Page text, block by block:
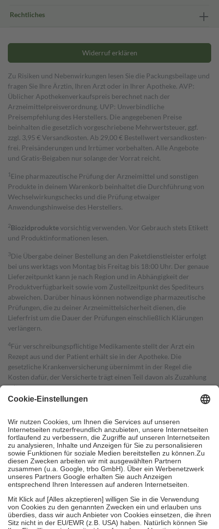
Rechtliches
Widerruf erklären
Zu Risiken und Nebenwirkungen lesen Sie die Packungsbeilage und
fragen Sie Ihre Ärztin, Ihren Arzt oder in Ihrer Apotheke. AVP:
Üblicher Apothekenverkaufspreis berechnet nach der
Arzneimittelpreisverordnung. UVP: Unverbindliche
Preisempfehlung des Herstellers. Die angegebenen Preise
beinhalten die gesetzlich vorgeschriebene Mehrwertsteuer, ggf.
zzgl. 3,95 € Versandkosten. Ab 29,00 € Bestell­wert versand­kosten­
frei. Preisänderungen und Irrtümer vorbehalten. Alle Angebote
und Gratis-Beigaben nur solange der Vorrat reicht.
1 Eine pharmazeutische Prüfung der Arzneimittel und sonstigen
Produkte in deinem Warenkorb beinhaltet die Durchführung von
Wechselwirkungschecks und die Prüfung etwaiger
Anwendungshinweise des Herstellers.
2Biozidproduktevorsichtig verwenden. Vor Gebrauch stets Etikett
und Produktinformationen lesen.
3Die Übergabe deiner Bestellung an den Paketdienstleister erfolgt
bei uns werktags von Montag bis Freitag bis 18:00 Uhr. Der genaue
Lieferzeitpunkt kann je nach Region und in Abhängigkeit der
Produktverfügbarkeit sowie vom Zustellzeitpunkt des Spediteurs
abweichen. Darüber hinaus können notwendige pharmazeutische
Prüfungen, die zu deiner Arzneimittelsicherheit dienen, die
Lieferfrist um die Dauer der Prüfungen einschließlich Klärungen
verlängern.
4Für verschreibungspflichtige Medikamente stellt der Arzt ein
Rezept aus und der Patient erhält sie in der Apotheke. Die
gesetzliche Krankenversicherung übernimmt in der Regel die
Kosten dafür, der Versicherte trägt einen Teil davon als Zuzahlung
mit.
Grundsätzlich leisten Mitglieder Zuzahlungen in Höhe von zehn
höchstens zehn Euro.
Es sind jedoch nie mehr als die tatsächlichen
Kosten der Leistung zu entrichten.
Diese Regeln gelten grundsätzlich auch für Online-Apotheken.
Bei Heilmitteln und häuslicher Krankenpflege beträgt die
Zuzahlung zehn Prozent der Kosten sowie zehn Euro je
Verordnung.
Um das Engagement der Versicherten für ihre eigene Gesundheit zu
stärken und die besondere Stellung der Familie zu unterstützen,
fallenkeine Zuzahlungenan bei:
• Kindern und Jugendlichen bis zum vollendeten 18. Lebensjahr
mit Ausnahme der Fahrkosten